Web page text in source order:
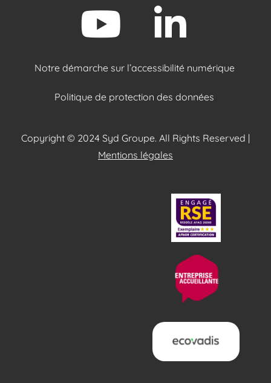
Notre démarche sur l’accessibilité numérique
Politique de protection des données
Copyright © 2024 Syd Groupe. All Rights Reserved |
Mentions légales